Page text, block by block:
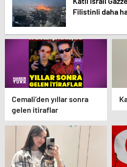
Filistinli daha
Cemali’den yıllar sonra
gelen itiraflar